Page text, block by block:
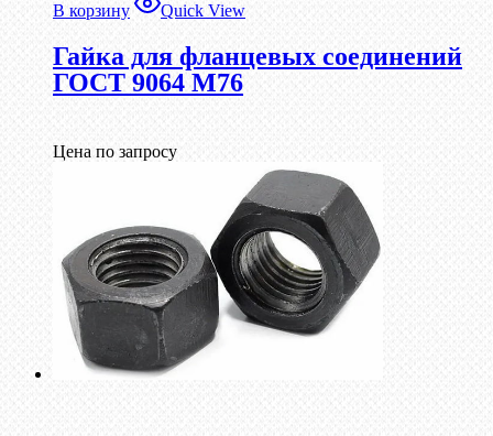
В корзину Quick View
Гайка для фланцевых соединений
ГОСТ 9064 М76
Цена по запросу